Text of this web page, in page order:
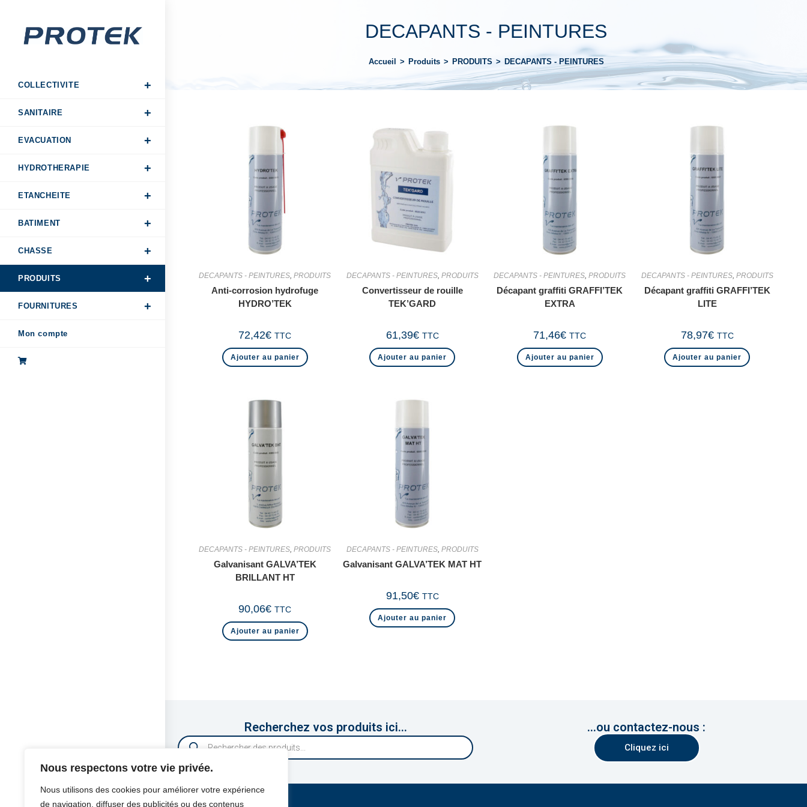
Nous respectons votre vie privée.
Nous utilisons des cookies pour améliorer votre expérience
de navigation, diffuser des publicités ou des contenus
COLLECTIVITE
SANITAIRE
EVACUATION
HYDROTHERAPIE
ETANCHEITE
BATIMENT
CHASSE
PRODUITS
FOURNITURES
Mon compte
DECAPANTS - PEINTURES
Accueil > Produits > PRODUITS > DECAPANTS - PEINTURES
DECAPANTS - PEINTURES,PRODUITS
Anti-corrosion hydrofuge
HYDRO’TEK
72,42€ TTC
Ajouter au panier
DECAPANTS - PEINTURES, PRODUITS
Convertisseur de rouille
TEK’GARD
61,39€ TTC
Ajouter au panier
DECAPANTS - PEINTURES,PRODUITS
Décapant graffiti GRAFFI’TEK
EXTRA
71,46€ TTC
Ajouter au panier
DECAPANTS - PEINTURES, PRODUITS
Décapant graffiti GRAFFI’TEK
LITE
78,97€ TTC
Ajouter au panier
DECAPANTS - PEINTURES ,PRODUITS
Galvanisant GALVA’TEK
BRILLANT HT
90,06€ TTC
Ajouter au panier
DECAPANTS - PEINTURES, PRODUITS
Galvanisant GALVA’TEK MAT HT
91,50€ TTC
Ajouter au panier
Recherchez vos produits ici... ...ou contactez-nous :
Cliquez ici